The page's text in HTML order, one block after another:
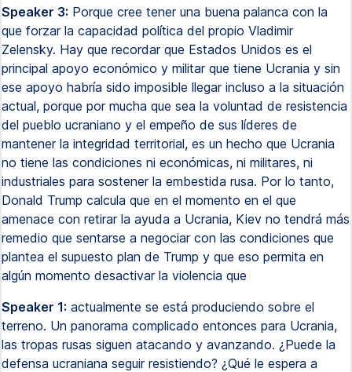
Speaker 3: Porque cree tener una buena palanca con la
que forzar la capacidad política del propio Vladimir
Zelensky. Hay que recordar que Estados Unidos es el
principal apoyo económico y militar que tiene Ucrania y sin
ese apoyo habría sido imposible llegar incluso a la situación
actual, porque por mucha que sea la voluntad de resistencia
del pueblo ucraniano y el empeño de sus líderes de
mantener la integridad territorial, es un hecho que Ucrania
no tiene las condiciones ni económicas, ni militares, ni
industriales para sostener la embestida rusa. Por lo tanto,
Donald Trump calcula que en el momento en el que
amenace con retirar la ayuda a Ucrania, Kiev no tendrá más
remedio que sentarse a negociar con las condiciones que
plantea el supuesto plan de Trump y que eso permita en
algún momento desactivar la violencia que
Speaker 1: actualmente se está produciendo sobre el
terreno. Un panorama complicado entonces para Ucrania,
las tropas rusas siguen atacando y avanzando. ¿Puede la
defensa ucraniana seguir resistiendo? ¿Qué le espera a